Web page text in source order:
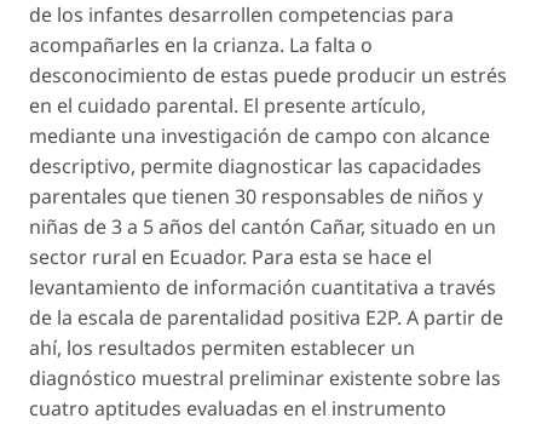
de los infantes desarrollen competencias para
acompañarles en la crianza. La falta o
desconocimiento de estas puede producir un estrés
en el cuidado parental. El presente artículo,
mediante una investigación de campo con alcance
descriptivo, permite diagnosticar las capacidades
parentales que tienen 30 responsables de niños y
niñas de 3 a 5 años del cantón Cañar, situado en un
sector rural en Ecuador. Para esta se hace el
levantamiento de información cuantitativa a través
de la escala de parentalidad positiva E2P. A partir de
ahí, los resultados permiten establecer un
diagnóstico muestral preliminar existente sobre las
cuatro aptitudes evaluadas en el instrumento